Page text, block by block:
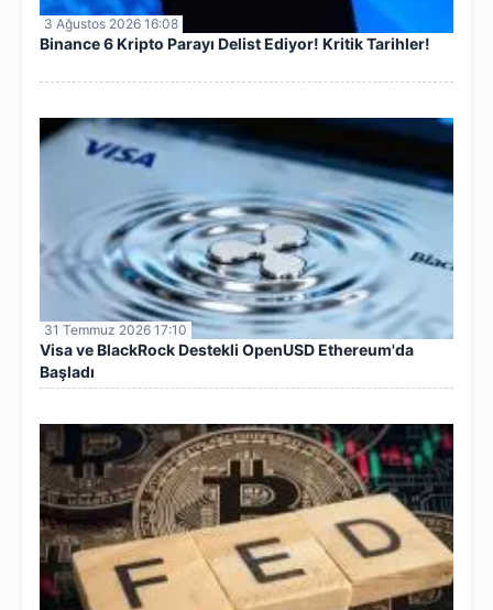
3 Ağustos 2026 16:08
Binance 6 Kripto Parayı Delist Ediyor! Kritik Tarihler!
31 Temmuz 2026 17:10
Visa ve BlackRock Destekli OpenUSD Ethereum'da
Başladı